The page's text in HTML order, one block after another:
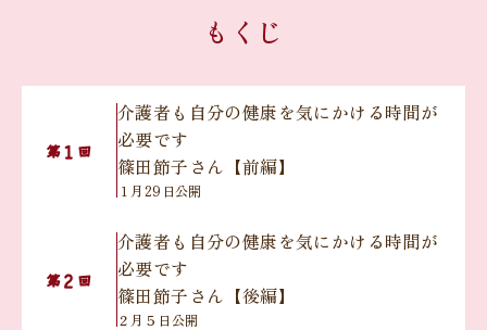
もくじ
第１ 回
介護者も自分の健康を気にかける時間が
必要です
篠田節子さん【前編】
１月29日公開
第２ 回
介護者も自分の健康を気にかける時間が
必要です
篠田節子さん【後編】
２月５日公開